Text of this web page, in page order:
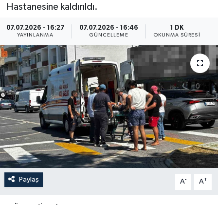
Hastanesine kaldırıldı.
07.07.2026 - 16:27
YAYINLANMA
07.07.2026 - 16:46
GÜNCELLEME
1 DK
OKUNMA SÜRESI
Paylaş A- A+
Spor
Yaşam